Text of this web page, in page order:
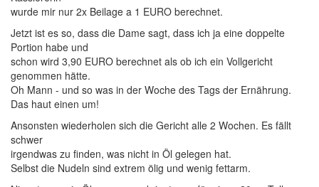
wurde mir nur 2x Beilage a 1 EURO berechnet.
Jetzt ist es so, dass die Dame sagt, dass ich ja eine doppelte
Portion habe und
schon wird 3,90 EURO berechnet als ob ich ein Vollgericht
genommen hätte.
Oh Mann - und so was in der Woche des Tags der Ernährung.
Das haut einen um!
Ansonsten wiederholen sich die Gericht alle 2 Wochen. Es fällt
schwer
irgendwas zu finden, was nicht in Öl gelegen hat.
Selbst die Nudeln sind extrem ölig und wenig fettarm.